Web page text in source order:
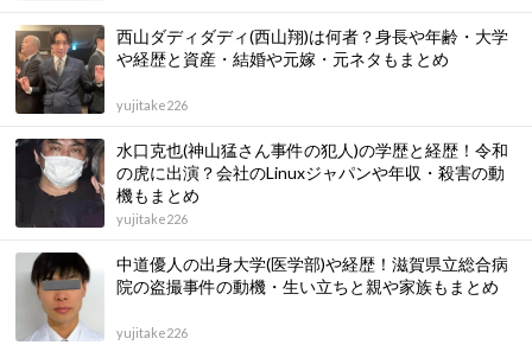
西山ダディダディ(西山翔)は何者？身長や年齢・大学
や経歴と資産・結婚や元嫁・元ネタもまとめ
yujitake226
水口克也(神山猛さん事件の犯人)の学歴と経歴！令和
の虎に出演？会社のLinuxジャパンや年収・殺害の動
機もまとめ
yujitake226
中道優人の出身大学(医学部)や経歴！滋賀県立総合病
院の盗撮事件の動機・生い立ちと親や家族もまとめ
yujitake226